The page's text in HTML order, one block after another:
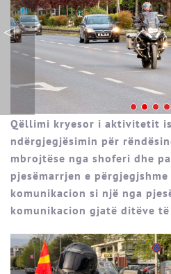
Qëllimi kryesor i aktivitetit
ndërgjegjësimin për
mbrojtëse nga shoferi dhe
pjesëmarrjen e
komunikacion si një nga
komunikacion gjatë ditëve